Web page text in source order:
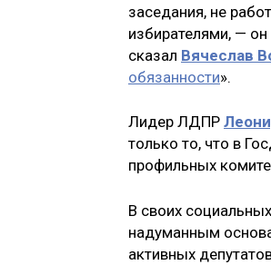
заседания, не
избирателями, —
сказал Вячеслав
обязанности».
Лидер ЛДПР
только то, что в
профильных
В своих
надуманным
активных